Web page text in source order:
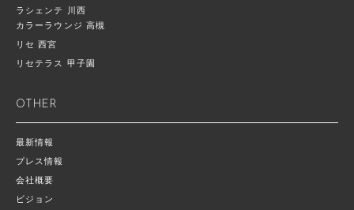
ラシェンテ 川西
カラーラウンジ 高槻
リセ 西宮
リセテラス 甲子園
OTHER
最新情報
プレス情報
会社概要
ビジョン